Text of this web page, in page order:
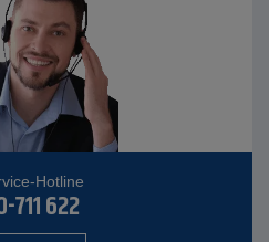
Hotline
711 622